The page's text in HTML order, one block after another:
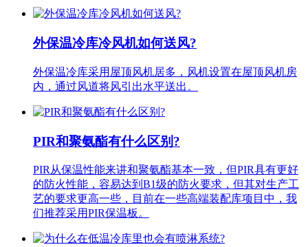
外保温冷库冷风机如何送风?
外保温冷库采用屋顶风机居多，风机设置在屋顶风机房
内，通过风道将风引出水平送出。
PIR和聚氨酯有什么区别?
PIR从保温性能来讲和聚氨酯基本一致，但PIR具有更好
的防火性能，容易达到B1级的防火要求，但其对生产工
艺的要求更高一些，目前在一些高端装配库项目中，我
们推荐采用PIR保温板。